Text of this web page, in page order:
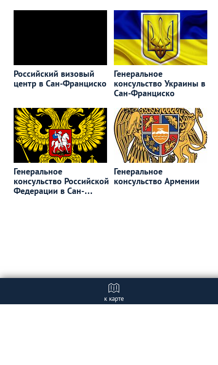
Российский визовый
центр в Сан-Франциско
Генеральное
консульство Украины в
Сан-Франциско
Генеральное
консульство Российской
Федерации в Сан-
Генеральное
консульство Армении
к карте